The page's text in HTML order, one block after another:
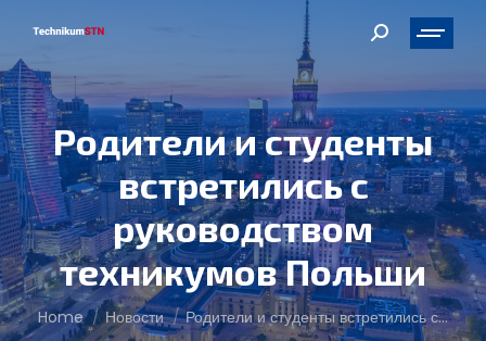
Search:
Родители и студенты
встретились с
руководством
техникумов Польши
You are here:
Home Новости Родители и студенты встретились с…